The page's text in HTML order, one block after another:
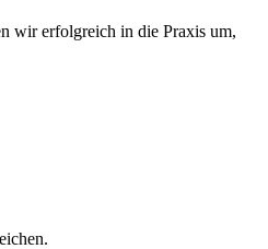
wir erfolgreich in die Praxis um,